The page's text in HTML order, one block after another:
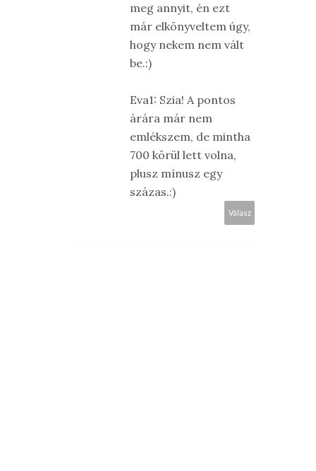
meg annyit, én ezt
már elkönyveltem úgy,
hogy nekem nem vált
be.:)
Eva1: Szia! A pontos
árára már nem
emlékszem, de mintha
700 körül lett volna,
plusz mínusz egy
százas.:)
Válasz